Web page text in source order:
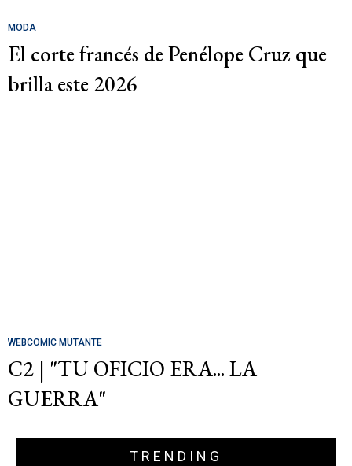
MODA
El corte francés de Penélope Cruz que
brilla este 2026
WEBCOMIC MUTANTE
C2 | "TU OFICIO ERA... LA
GUERRA"
TRENDING